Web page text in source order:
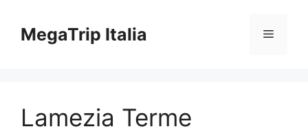
contenuto
MegaTrip Italia Menu
Lamezia Terme